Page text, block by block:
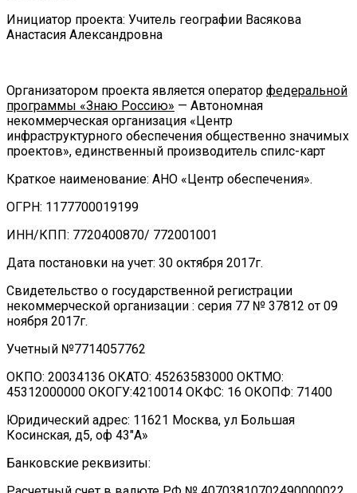
Инициатор проекта: Учитель географии Васякова
Анастасия Александровна
Организатором проекта является оператор федеральной
программы «Знаю Россию» — Автономная
некоммерческая организация «Центр
инфраструктурного обеспечения общественно значимых
проектов», единственный производитель спилс-карт
Краткое наименование: АНО «Центр обеспечения».
ОГРН: 1177700019199
ИНН/КПП: 7720400870/ 772001001
Дата постановки на учет: 30 октября 2017г.
Свидетельство о государственной регистрации
некоммерческой организации : серия 77 № 37812 от 09
ноября 2017г.
Учетный №7714057762
ОКПО: 20034136 ОКАТО: 45263583000 ОКТМО:
45312000000 ОКОГУ:4210014 ОКФС: 16 ОКОПФ: 71400
Юридический адрес: 11621 Москва, ул Большая
Косинская, д5, оф 43″А»
Банковские реквизиты: